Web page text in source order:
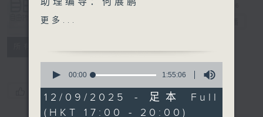
自由风自由
PHONE
您喜欢这个节目吗?
编导：张璟莹
更多...
seconds
1
hour,
55
00:00 1:55:06
12/09/2025 - 足本 Full
(HKT 17:00 - 20:00)